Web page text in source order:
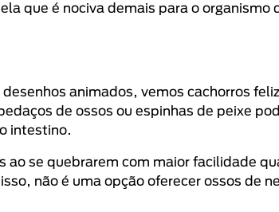
que é nociva demais para o organismo
animados, vemos cachorros
de ossos ou espinhas de peixe
intestino.
ao se quebrarem com maior facilidade
não é uma opção oferecer ossos de